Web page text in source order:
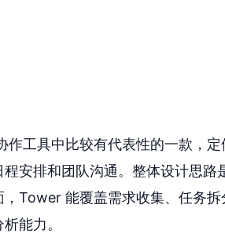
作工具中比较有代表性的一款，
安排和团队沟通。整体设计思
Tower 能覆盖需求收集、任务
能力。